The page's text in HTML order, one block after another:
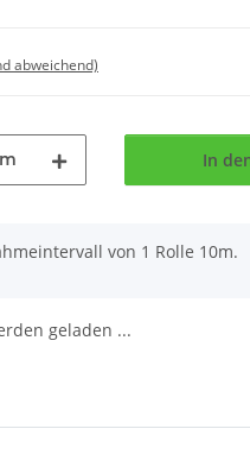
abweichend)
In
von 1 Rolle 10m.
geladen ...